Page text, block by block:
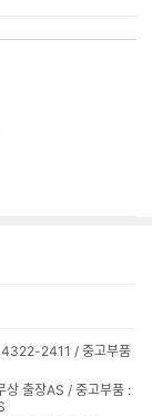
2411 / 중고부품
상 출장AS / 중고부품 :